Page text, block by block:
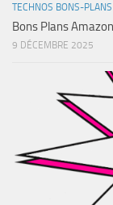
TECHNOS BONS-PLANS
Bons Plans
9 DÉCEMBRE 2025